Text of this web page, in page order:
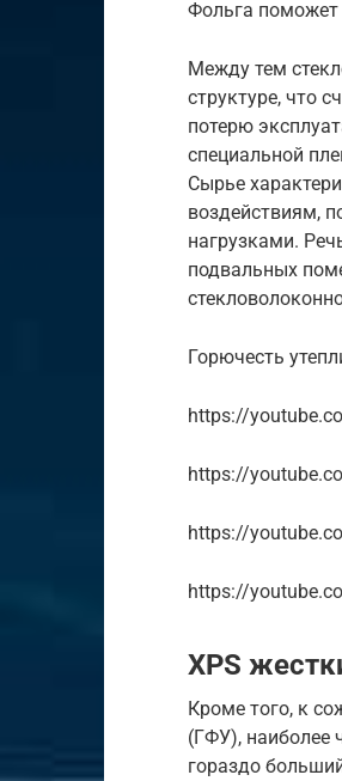
Фольга
Между тем
структуре, что
потерю
специальной
Сырье
воздействиям,
нагрузками.
подвальных
Горючесть
https://
https://
https://
https://
XPS
Кроме того, к
(ГФУ), наиболее
гораздо